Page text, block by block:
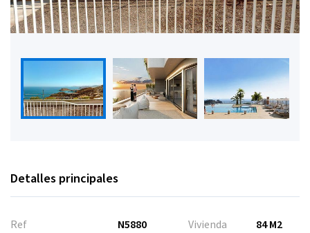
Detalles principales
Ref
N5880
Vivienda
84 M2